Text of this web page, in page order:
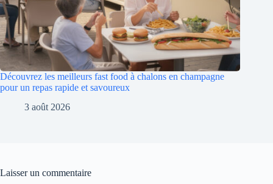
Découvrez les meilleurs fast food à chalons en champagne
pour un repas rapide et savoureux
3 août 2026
Laisser un commentaire